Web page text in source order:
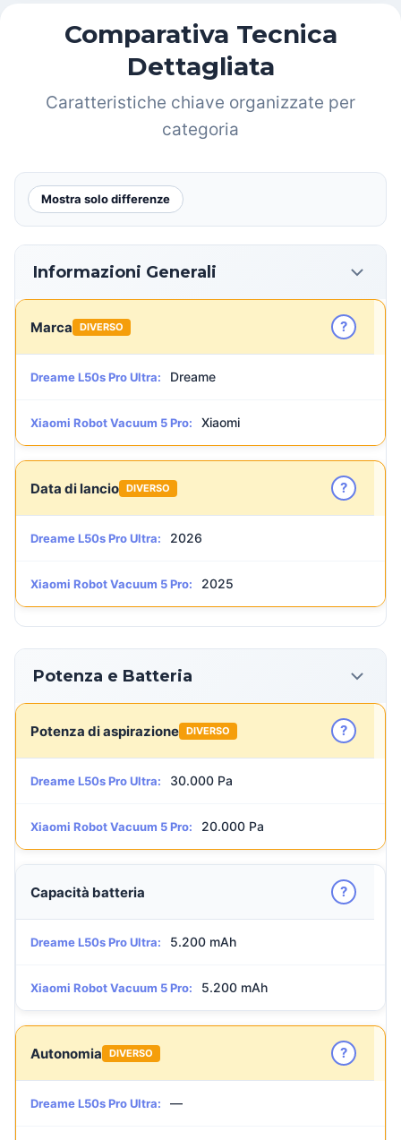
Comparativa Tecnica
Dettagliata
Caratteristiche chiave organizzate per
categoria
Mostra solo differenze
Informazioni Generali
Marca DIVERSO ?
Dreame L50s Pro Ultra: Dreame
Xiaomi Robot Vacuum 5 Pro: Xiaomi
Data di lancio DIVERSO ?
Dreame L50s Pro Ultra: 2026
Xiaomi Robot Vacuum 5 Pro: 2025
Potenza e Batteria
Potenza di aspirazione DIVERSO ?
Dreame L50s Pro Ultra: 30.000 Pa
Xiaomi Robot Vacuum 5 Pro: 20.000 Pa
Capacità batteria ?
Dreame L50s Pro Ultra: 5.200 mAh
Xiaomi Robot Vacuum 5 Pro: 5.200 mAh
Autonomia DIVERSO ?
Dreame L50s Pro Ultra: —